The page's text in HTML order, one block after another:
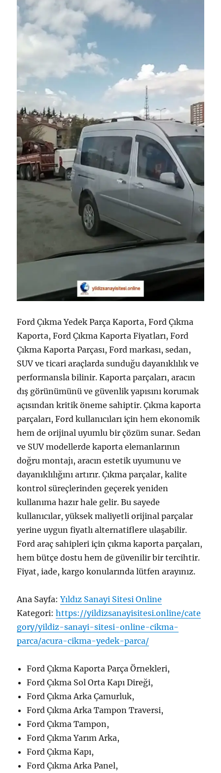
Ford Çıkma Yedek Parça Kaporta, Ford Çıkma
Kaporta, Ford Çıkma Kaporta Fiyatları, Ford
Çıkma Kaporta Parçası, Ford markası, sedan,
SUV ve ticari araçlarda sunduğu dayanıklılık ve
performansla bilinir. Kaporta parçaları, aracın
dış görünümünü ve güvenlik yapısını korumak
açısından kritik öneme sahiptir. Çıkma kaporta
parçaları, Ford kullanıcıları için hem ekonomik
hem de orijinal uyumlu bir çözüm sunar. Sedan
ve SUV modellerde kaporta elemanlarının
doğru montajı, aracın estetik uyumunu ve
dayanıklılığını artırır. Çıkma parçalar, kalite
kontrol süreçlerinden geçerek yeniden
kullanıma hazır hale gelir. Bu sayede
kullanıcılar, yüksek maliyetli orijinal parçalar
yerine uygun fiyatlı alternatiflere ulaşabilir.
Ford araç sahipleri için çıkma kaporta parçaları,
hem bütçe dostu hem de güvenilir bir tercihtir.
Fiyat, iade, kargo konularında lütfen arayınız.
Ana Sayfa:Yıldız Sanayi Sitesi Online
Kategori:https://yildizsanayisitesi.online/cate
gory/yildiz-sanayi-sitesi-online-cikma-
parca/acura-cikma-yedek-parca/
Ford Çıkma Kaporta Parça Örnekleri,
Ford Çıkma Sol Orta Kapı Direği,
Ford Çıkma Arka Çamurluk,
Ford Çıkma Arka Tampon Traversi,
Ford Çıkma Tampon,
Ford Çıkma Yarım Arka,
Ford Çıkma Kapı,
Ford Çıkma Arka Panel,